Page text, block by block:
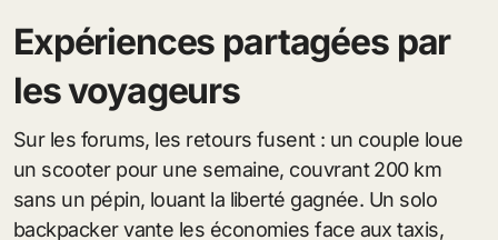
Expériences partagées par
les voyageurs
Sur les forums, les retours fusent : un couple loue
un scooter pour une semaine, couvrant 200 km
sans un pépin, louant la liberté gagnée. Un solo
backpacker vante les économies face aux taxis,